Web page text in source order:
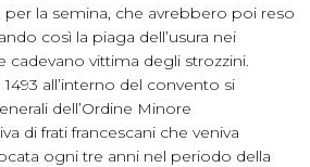
per la semina, che avrebbero poi reso
così la piaga dell’usura nei
vittima degli strozzini.
1493 all’interno del convento si
dell’Ordine Minore
di frati francescani che veniva
ogni tre anni nel periodo della